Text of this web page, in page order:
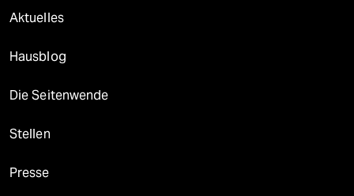
Aktuelles
Hausblog
Die Seitenwende
Stellen
Presse